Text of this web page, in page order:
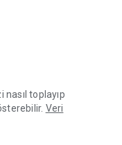
ODS, ODP, FB2,
nasıl toplayıp
Veri